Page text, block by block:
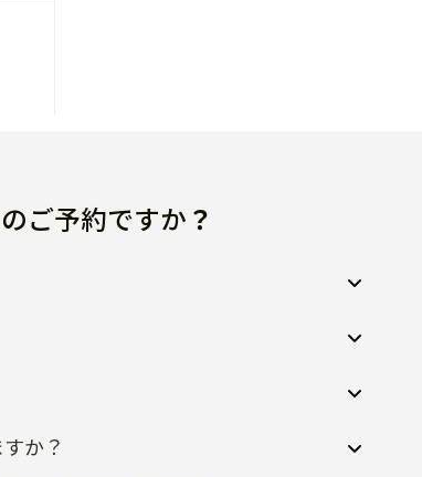
ご予約ですか？
か？